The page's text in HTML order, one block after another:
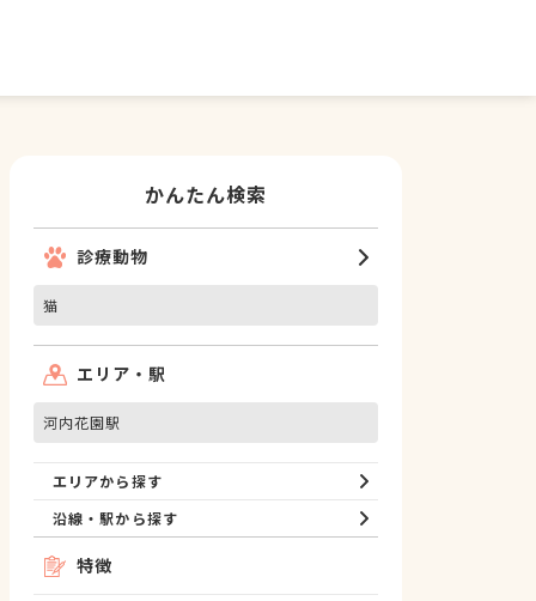
かんたん検索
診療動物
猫
エリア・駅
河内花園駅
エリアから探す
沿線・駅から探す
特徴